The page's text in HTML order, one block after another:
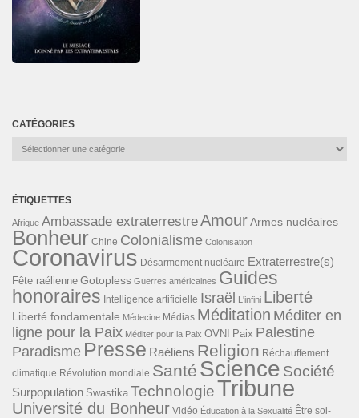
CATÉGORIES
Catégories
ÉTIQUETTES
Afrique Ambassade extraterrestreAmourArmes nucléaires
Bonheur Chine Colonialisme Colonisation
Coronavirus Désarmement nucléaire Extraterrestre(s)
Fête raélienne Gotopless Guerres américaines Guides
honoraires Intelligence artificielle Israël L'infini Liberté
Liberté fondamentale Médecine Médias Méditation Méditer en
ligne pour la Paix Méditer pour la Paix OVNI Paix Palestine
Paradisme Presse Raéliens Religion Réchauffement
climatique Révolution mondiale Santé Science Société
Surpopulation Swastika TechnologieTribune
Université du Bonheur Vidéo Éducation à la Sexualité Être soi-